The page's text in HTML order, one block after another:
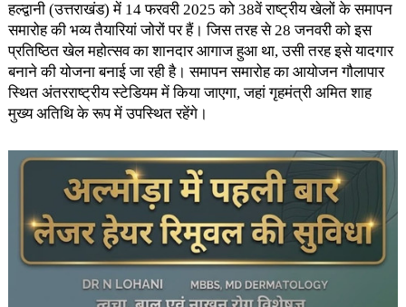
हल्द्वानी (उत्तराखंड) में 14 फरवरी 2025 को 38वें राष्ट्रीय खेलों के समापन
समारोह की भव्य तैयारियां जोरों पर हैं। जिस तरह से 28 जनवरी को इस
प्रतिष्ठित खेल महोत्सव का शानदार आगाज हुआ था, उसी तरह इसे यादगार
बनाने की योजना बनाई जा रही है। समापन समारोह का आयोजन गौलापार
स्थित अंतरराष्ट्रीय स्टेडियम में किया जाएगा, जहां गृहमंत्री अमित शाह
मुख्य अतिथि के रूप में उपस्थित रहेंगे।